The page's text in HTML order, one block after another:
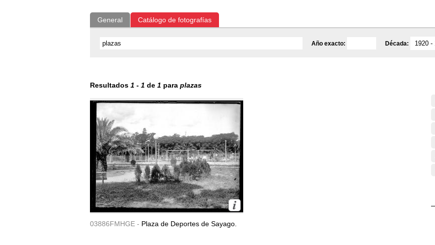
General Catálogo de fotografías
Año exacto: Década:
Resultados 1 - 1 de 1 para plazas
03886FMHGE - Plaza de Deportes de Sayago.